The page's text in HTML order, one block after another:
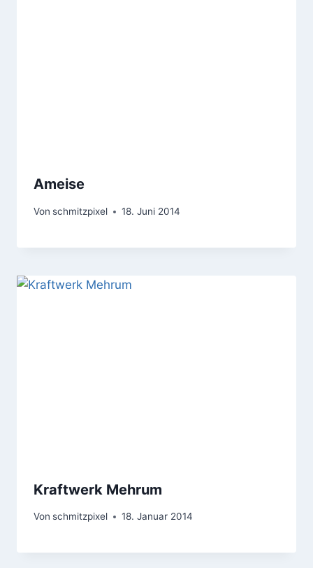
Ameise
Von schmitzpixel 18. Juni 2014
Kraftwerk Mehrum
Von schmitzpixel 18. Januar 2014